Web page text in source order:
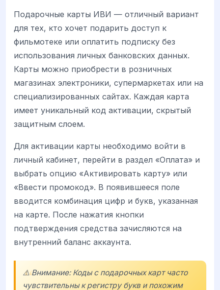
Подарочные карты ИВИ — отличный вариант
для тех, кто хочет подарить доступ к
фильмотеке или оплатить подписку без
использования личных банковских данных.
Карты можно приобрести в розничных
магазинах электроники, супермаркетах или на
специализированных сайтах. Каждая карта
имеет уникальный код активации, скрытый
защитным слоем.
Для активации карты необходимо войти в
личный кабинет, перейти в раздел «Оплата» и
выбрать опцию «Активировать карту» или
«Ввести промокод». В появившееся поле
вводится комбинация цифр и букв, указанная
на карте. После нажатия кнопки
подтверждения средства зачисляются на
внутренний баланс аккаунта.
⚠️ Внимание: Коды с подарочных карт часто
чувствительны к регистру букв и похожим